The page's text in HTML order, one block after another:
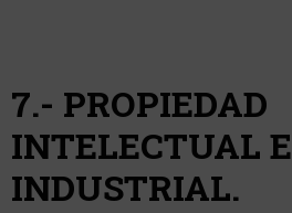
7.- PROPIEDAD
INTELECTUAL E
INDUSTRIAL.